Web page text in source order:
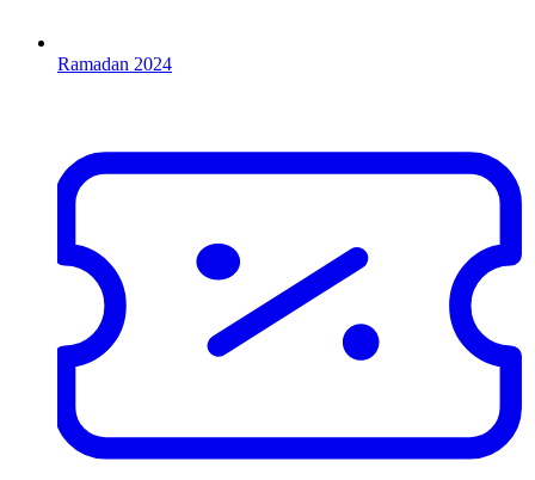
Ramadan 2024